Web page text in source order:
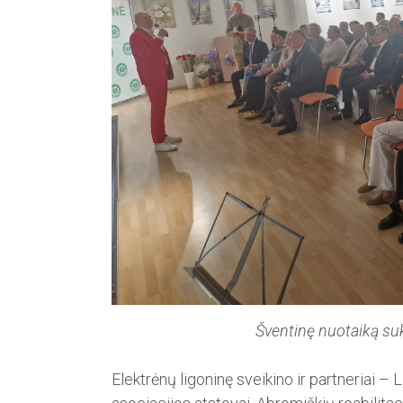
Šventinę nuotaiką
Elektrėnų ligoninę sveikino ir partneriai –